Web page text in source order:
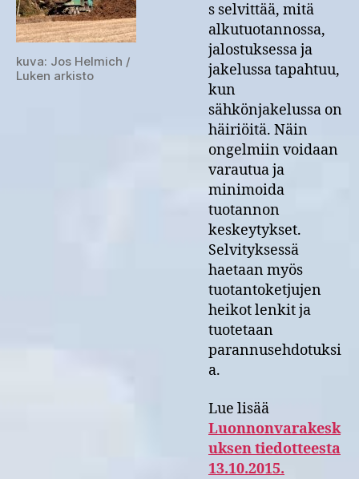
kuva: Jos Helmich /
Luken arkisto
s selvittää, mitä
alkutuotannossa,
jalostuksessa ja
jakelussa tapahtuu,
kun
sähkönjakelussa on
häiriöitä. Näin
ongelmiin voidaan
varautua ja
minimoida
tuotannon
keskeytykset.
Selvityksessä
haetaan myös
tuotantoketjujen
heikot lenkit ja
tuotetaan
parannusehdotuksi
a.
Lue lisää
Luonnonvarakesk
uksen tiedotteesta
13.10.2015.